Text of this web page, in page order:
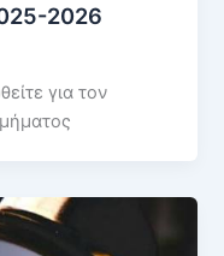
2026
για τον